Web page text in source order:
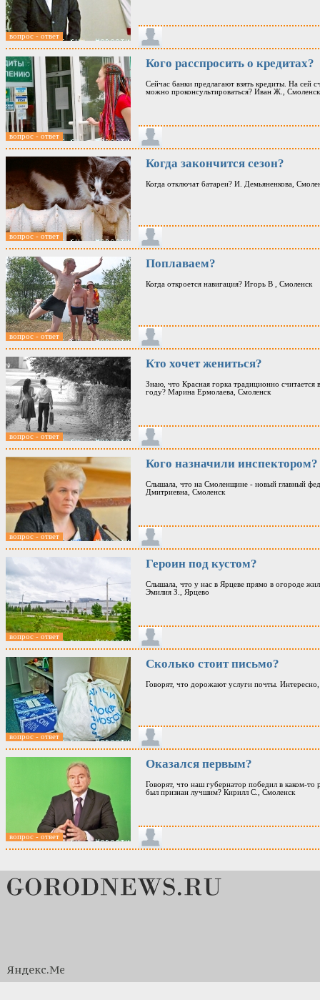
вопрос - ответ
вопрос - ответ
Кого расспросить о кредитах?
Сейчас банки предлагают взять кредиты. На сей
можно проконсультироваться? Иван Ж., Смоленск
вопрос - ответ
Когда закончится сезон?
Когда отключат батареи? И. Демьяненкова,
вопрос - ответ
Поплаваем?
Когда откроется навигация? Игорь В , Смоленск
вопрос - ответ
Кто хочет жениться?
Знаю, что Красная горка традиционно
году? Марина Ермолаева, Смоленск
вопрос - ответ
Кого назначили инспектором?
Слышала, что на Смоленщине - новый главный
Дмитриевна, Смоленск
вопрос - ответ
Героин под кустом?
Слышала, что у нас в Ярцеве прямо в огороде
Эмилия З., Ярцево
вопрос - ответ
Сколько стоит письмо?
Говорят, что дорожают услуги почты.
вопрос - ответ
Оказался первым?
Говорят, что наш губернатор победил в каком-
был признан лучшим? Кирилл С., Смоленск